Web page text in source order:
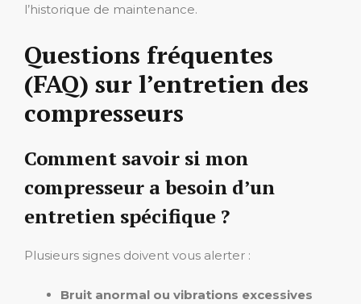
l’historique de maintenance.
Questions fréquentes
(FAQ) sur l’entretien des
compresseurs
Comment savoir si mon
compresseur a besoin d’un
entretien spécifique ?
Plusieurs signes doivent vous alerter :
Bruit anormal ou vibrations excessives